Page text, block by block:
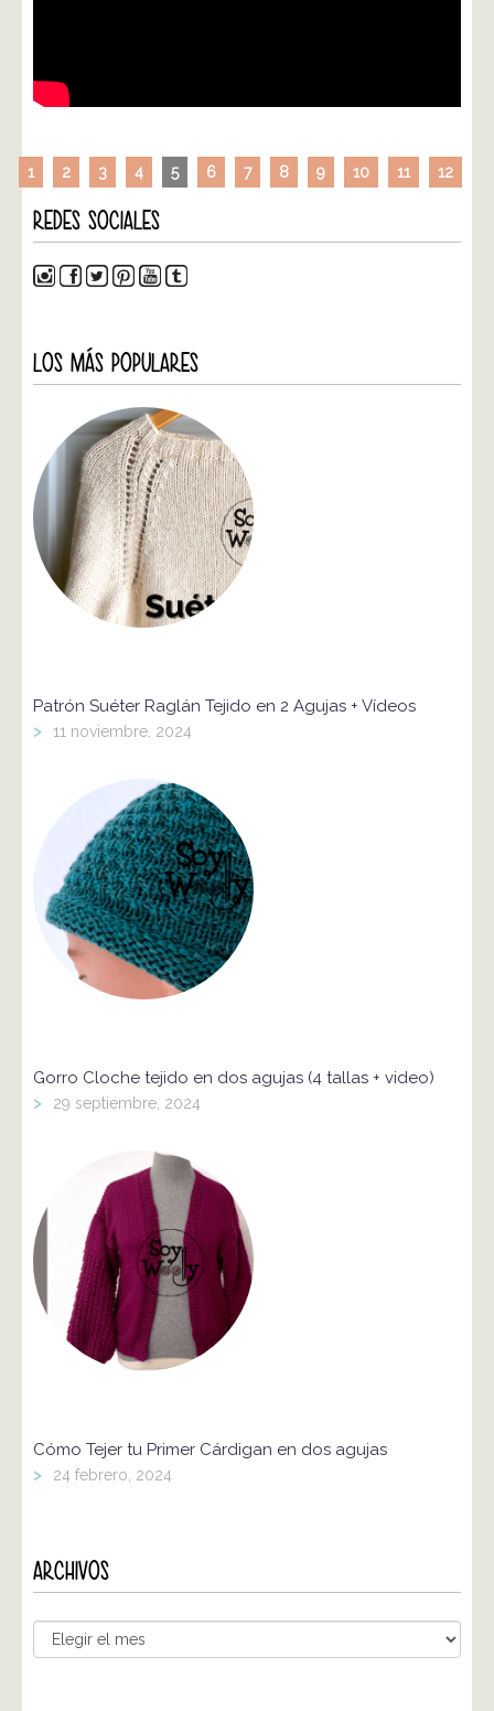
1 2 3 4 5 6 7 8 9 10 11 12
REDES SOCIALES
LOS MÁS POPULARES
Patrón Suéter Raglán Tejido en 2 Agujas + Vídeos
> 11 noviembre, 2024
Gorro Cloche tejido en dos agujas (4 tallas + video)
> 29 septiembre, 2024
Cómo Tejer tu Primer Cárdigan en dos agujas
> 24 febrero, 2024
ARCHIVOS